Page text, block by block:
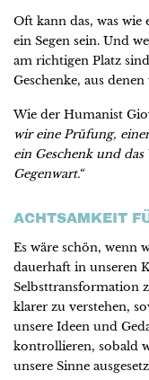
Oft kann das, was
ein Segen sein. Und
am richtigen Platz
Geschenke, aus
Wie der Humanist
wir eine Prüfung,
ein Geschenk und
Gegenwart.“
ACHTSAMKEIT
Es wäre schön, wenn
dauerhaft in unseren
Selbsttransformation
klarer zu verstehen,
unsere Ideen und
kontrollieren, sobald
unsere Sinne